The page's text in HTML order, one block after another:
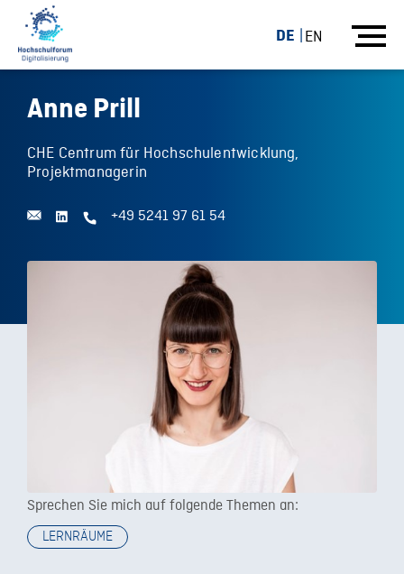
DE EN
Anne Prill
CHE Centrum für Hochschulentwicklung,
Projektmanagerin
+49 5241 97 61 54
Sprechen Sie mich auf folgende Themen an:
LERNRÄUME